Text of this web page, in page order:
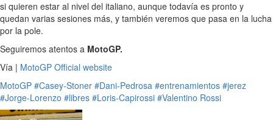
si quieren estar al nivel del italiano, aunque todavía es pronto y
quedan varias sesiones más, y también veremos que pasa en la lucha
por la pole.
Seguiremos atentos a MotoGP.
Vía | MotoGP Official website
MotoGP #Casey-Stoner #Dani-Pedrosa #entrenamientos #jerez
#Jorge-Lorenzo #libres #Loris-Capirossi #Valentino Rossi